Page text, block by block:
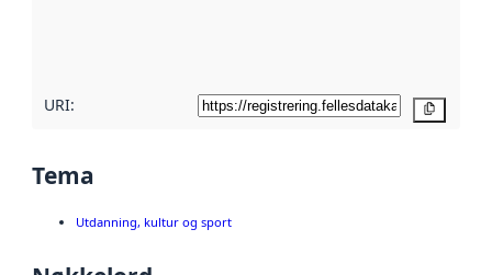
URI:
Tema
Utdanning, kultur og sport